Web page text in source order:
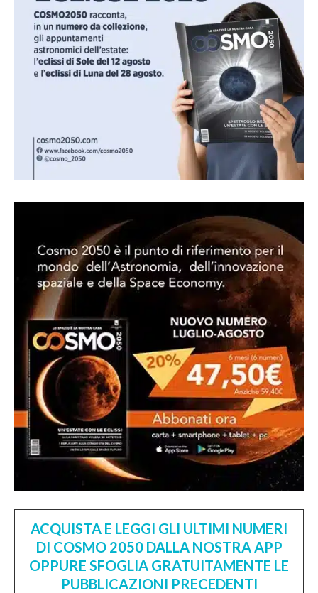
ACQUISTA E LEGGI GLI ULTIMI NUMERI
DI COSMO 2050 DALLA NOSTRA APP
OPPURE SFOGLIA GRATUITAMENTE LE
PUBBLICAZIONI PRECEDENTI